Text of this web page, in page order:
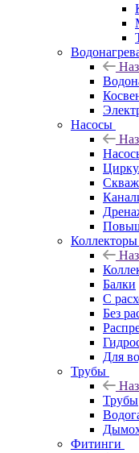
Насосы
Коллекторы
Балки
С
Без
Для
Трубы
Трубы
Фитинги